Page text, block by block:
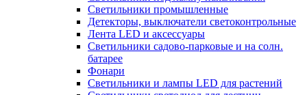
Светильники промышленные
Детекторы, выключатели светоконтрольные
Лента LED и аксессуары
Светильники садово-парковые и на солн.
батарее
Фонари
Светильники и лампы LED для растений